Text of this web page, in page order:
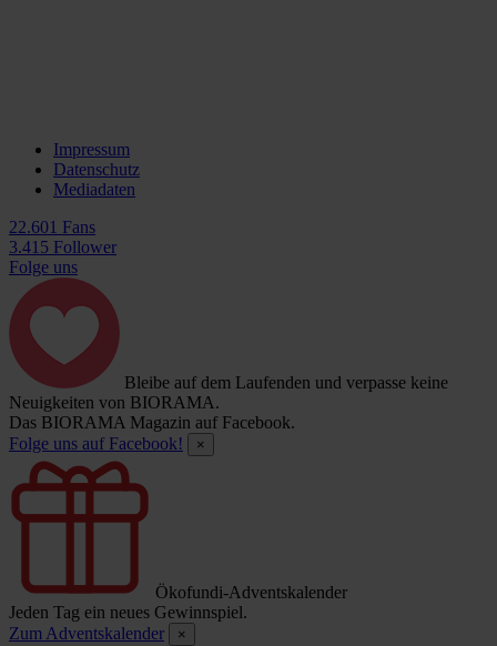
Impressum
Datenschutz
Mediadaten
22.601 Fans
3.415 Follower
Folge uns
Bleibe auf dem Laufenden und verpasse keine
Neuigkeiten von BIORAMA.
Das BIORAMA Magazin auf Facebook.
Folge uns auf Facebook!
×
Ökofundi-Adventskalender
Jeden Tag ein neues Gewinnspiel.
Zum Adventskalender
×